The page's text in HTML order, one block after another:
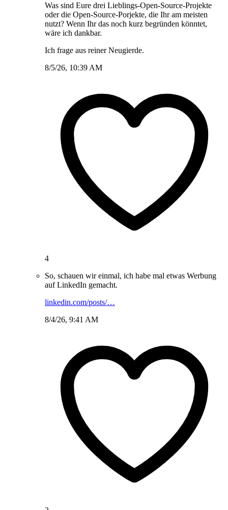
Was sind Eure drei Lieblings-Open-Source-Projekte
oder die Open-Source-Porjekte, die Ihr am meisten
nutzt? Wenn Ihr das noch kurz begründen könntet,
wäre ich dankbar.
Ich frage aus reiner Neugierde.
8/5/26, 10:39 AM
4
So, schauen wir einmal, ich habe mal etwas Werbung
auf LinkedIn gemacht.
linkedin.com/posts/…
8/4/26, 9:41 AM